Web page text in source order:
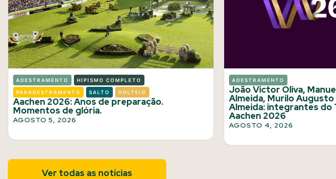
ADESTRAMENTO HIPISMO COMPLETO
PARADESTRAMENTO SALTO VOLTEIO
Aachen 2026: Anos de preparação.
Momentos de glória.
AGOSTO 5, 2026
ADESTRAMENTO
João Victor Oliva,
Almeida, Murilo Augusto
Almeida: integrantes do
Aachen 2026
AGOSTO 4, 2026
Ver todas as notícias